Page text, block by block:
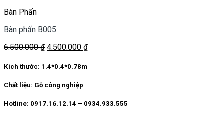
Bàn Phấn
Bàn phấn B005
6.500.000₫ Giá
là:
4.500.000 ₫Giá
Kích thước: 1.4*0.4*0.78m
Chất liệu: Gỗ công nghiệp
Hotline: 0917.16.12.14 – 0934.933.555